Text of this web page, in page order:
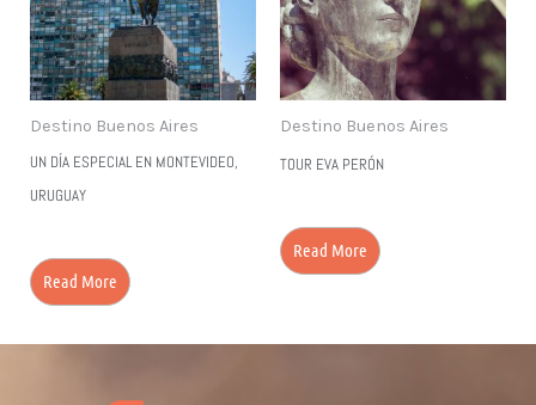
Destino Buenos Aires
UN DÍA ESPECIAL EN MONTEVIDEO,
URUGUAY
Read More
Destino Buenos Aires
TOUR EVA PERÓN
Read More